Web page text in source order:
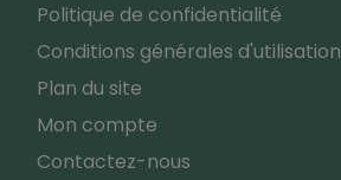
Politique de confidentialité
Conditions générales d'utilisation
Plan du site
Mon compte
Contactez-nous